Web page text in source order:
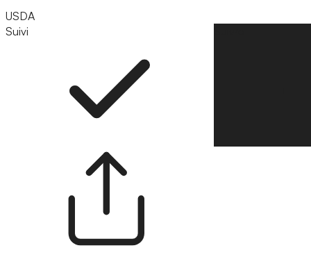
USDA
Suivi